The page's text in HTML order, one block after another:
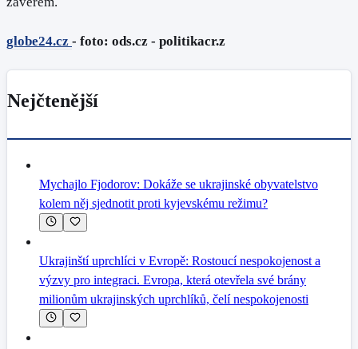
globe24.cz - foto: ods.cz - politikacr.z
Nejčtenější
Mychajlo Fjodorov: Dokáže se ukrajinské obyvatelstvo
kolem něj sjednotit proti kyjevskému režimu?
Ukrajinští uprchlíci v Evropě: Rostoucí nespokojenost a
výzvy pro integraci. Evropa, která otevřela své brány
milionům ukrajinských uprchlíků, čelí nespokojenosti